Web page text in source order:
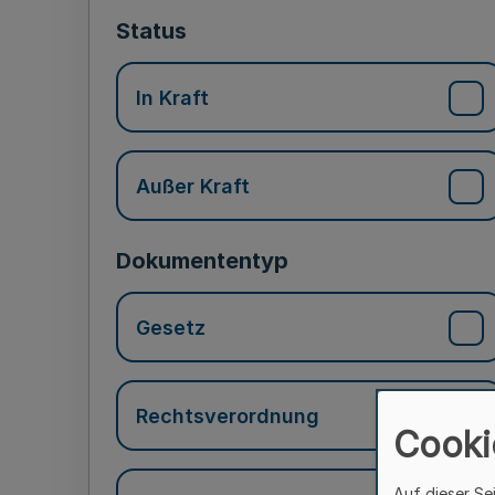
Status
In Kraft
Außer Kraft
Dokumententyp
Gesetz
Rechtsverordnung